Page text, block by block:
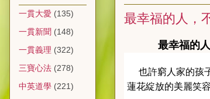
最幸福的人，
最幸福的
也許窮人家的孩
蓮花綻放的美麗笑
一貫大愛 (135)
一貫新聞 (148)
一貫義理 (322)
三寶心法 (278)
中英道學 (221)